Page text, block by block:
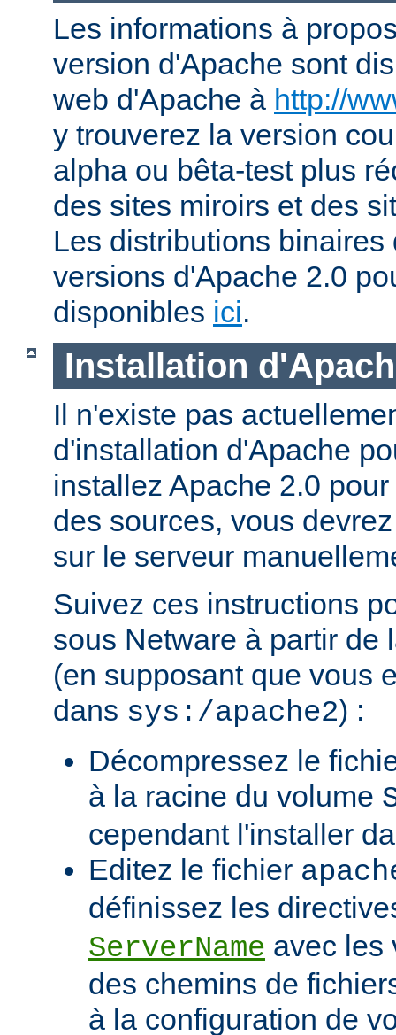
Les informations à
version d'Apache sont
web d'Apache à http://
y trouverez la version
alpha ou bêta-test plus
des sites miroirs et des
Les distributions binaires
versions d'Apache 2.0
disponibles ici.
Installation
Il n'existe pas
d'installation d'Apache
installez Apache 2.0
des sources, vous
sur le serveur
Suivez ces instructions
sous Netware à partir de
(en supposant que vous
dans sys:/apache2) :
Décompressez le
à la racine du volume
cependant l'installer
Editez le fichier
définissez les
ServerName avec les
des chemins de
à la configuration de